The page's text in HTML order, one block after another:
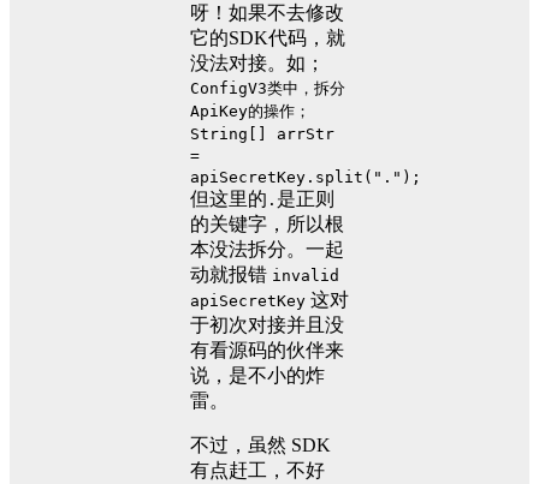
呀！如果不去修改
它的SDK代码，就
没法对接。如；
ConfigV3类中，拆分
ApiKey的操作；
String[] arrStr
=
apiSecretKey.split(".");
但这里的 . 是正则
的关键字，所以根
本没法拆分。一起
动就报错 invalid
apiSecretKey 这对
于初次对接并且没
有看源码的伙伴来
说，是不小的炸
雷。
不过，虽然 SDK
有点赶工，不好